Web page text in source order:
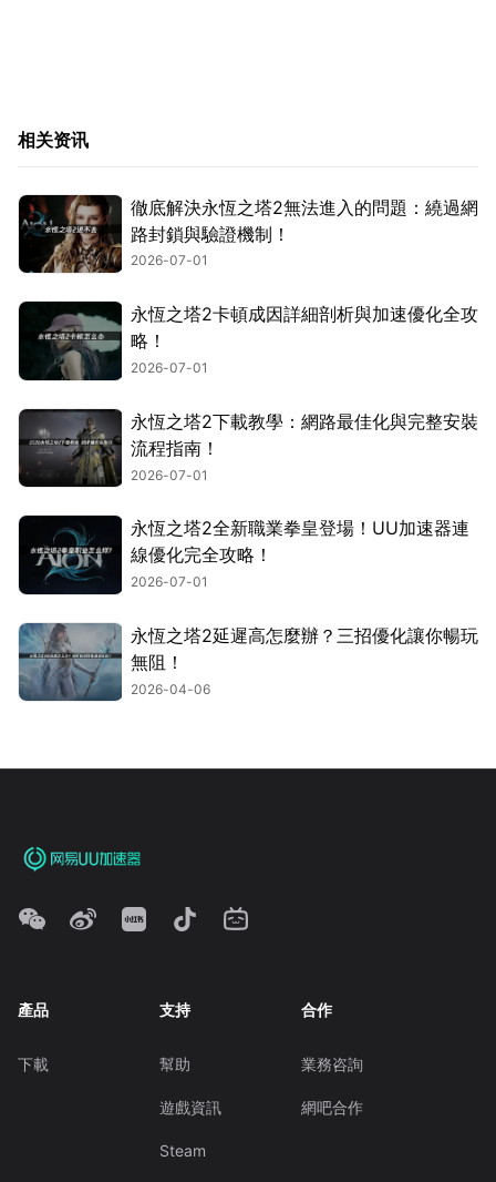
相关资讯
徹底解決永恆之塔2無法進入的問題：繞過網
路封鎖與驗證機制！
2026-07-01
永恆之塔2卡頓成因詳細剖析與加速優化全攻
略！
2026-07-01
永恆之塔2下載教學：網路最佳化與完整安裝
流程指南！
2026-07-01
永恆之塔2全新職業拳皇登場！UU加速器連
線優化完全攻略！
2026-07-01
永恆之塔2延遲高怎麼辦？三招優化讓你暢玩
無阻！
2026-04-06
產品
下載
支持
幫助
遊戲資訊
Steam
合作
業務咨詢
網吧合作